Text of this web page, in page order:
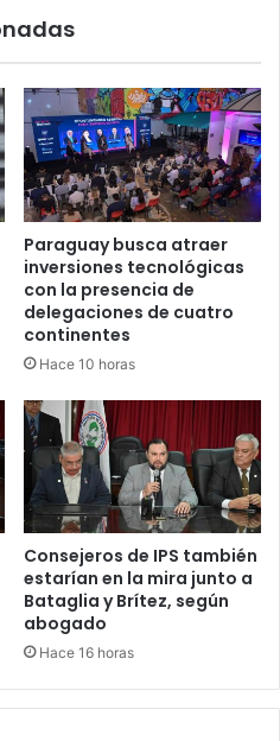
Paraguay busca atraer
inversiones tecnológicas
con la presencia de
delegaciones de cuatro
continentes
Hace 10 horas
Consejeros de IPS también
estarían en la mira junto a
Bataglia y Brítez, según
abogado
Hace 16 horas